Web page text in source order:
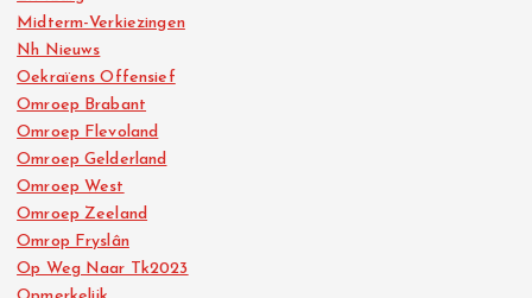
Midterm-Verkiezingen
Nh Nieuws
Oekraïens Offensief
Omroep Brabant
Omroep Flevoland
Omroep Gelderland
Omroep West
Omroep Zeeland
Omrop Fryslân
Op Weg Naar Tk2023